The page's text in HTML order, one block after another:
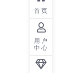
首页
用户
中心